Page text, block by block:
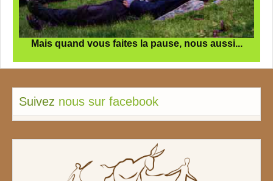
Mais quand vous faites la pause, nous aussi...
Suivez nous sur facebook